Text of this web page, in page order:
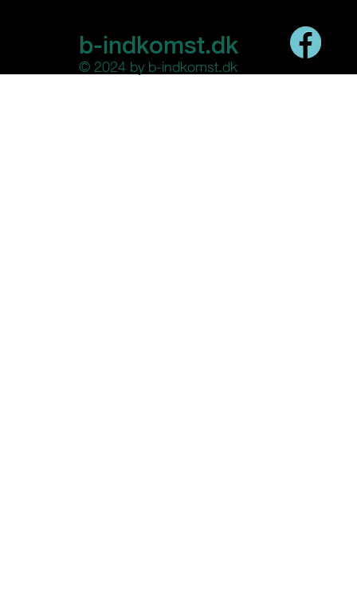
b-indkomst.dk
© 2024 by b-indkomst.dk